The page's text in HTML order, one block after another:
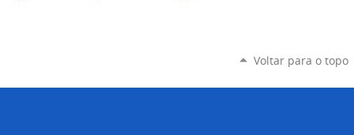
Voltar para o topo